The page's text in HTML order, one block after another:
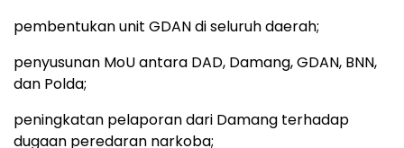
pembentukan unit GDAN di seluruh daerah;
penyusunan MoU antara DAD, Damang, GDAN, BNN,
dan Polda;
peningkatan pelaporan dari Damang terhadap
dugaan peredaran narkoba;